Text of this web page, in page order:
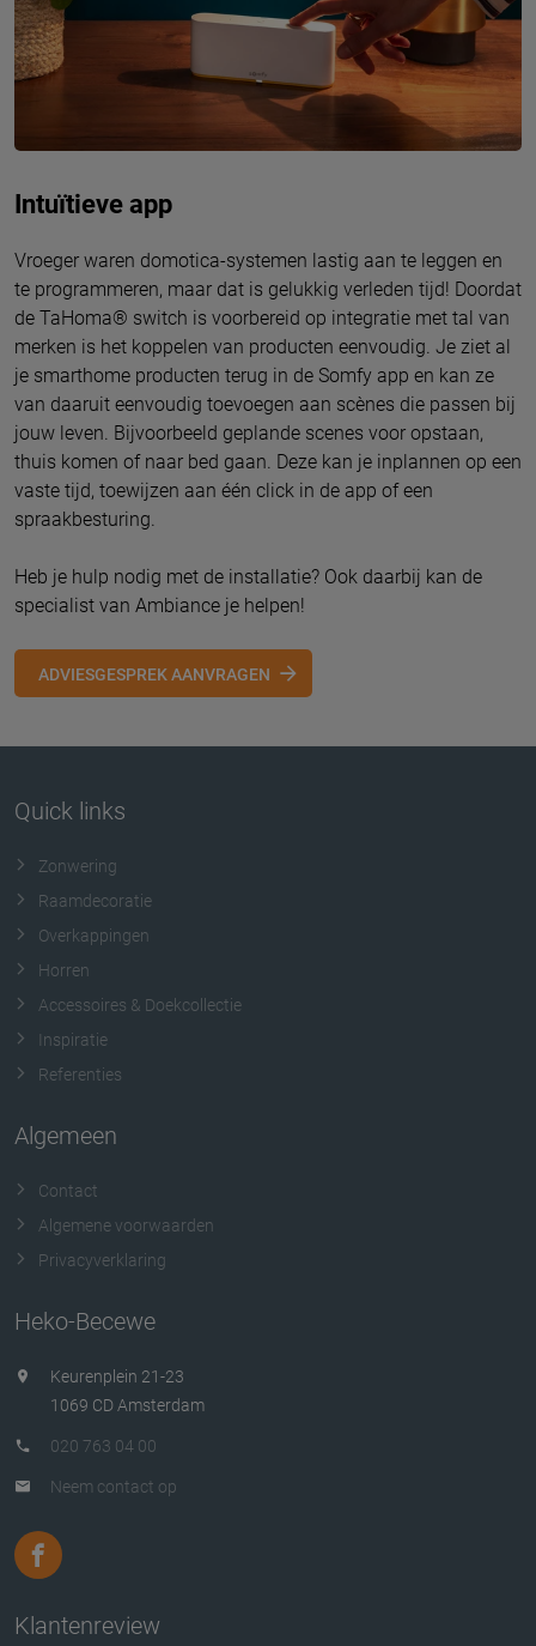
Intuïtieve app
Vroeger waren domotica-systemen lastig aan te leggen en
te programmeren, maar dat is gelukkig verleden tijd! Doordat
de TaHoma® switch is voorbereid op integratie met tal van
merken is het koppelen van producten eenvoudig. Je ziet al
je smarthome producten terug in de Somfy app en kan ze
van daaruit eenvoudig toevoegen aan scènes die passen bij
jouw leven. Bijvoorbeeld geplande scenes voor opstaan,
thuis komen of naar bed gaan. Deze kan je inplannen op een
vaste tijd, toewijzen aan één click in de app of een
spraakbesturing.
Heb je hulp nodig met de installatie? Ook daarbij kan de
specialist van Ambiance je helpen!
ADVIESGESPREK AANVRAGEN
Quick links
Zonwering
Raamdecoratie
Overkappingen
Horren
Accessoires & Doekcollectie
Inspiratie
Referenties
Algemeen
Contact
Algemene voorwaarden
Privacyverklaring
Heko-Becewe
Keurenplein 21-23
1069 CD Amsterdam
020 763 04 00
Neem contact op
Klantenreview